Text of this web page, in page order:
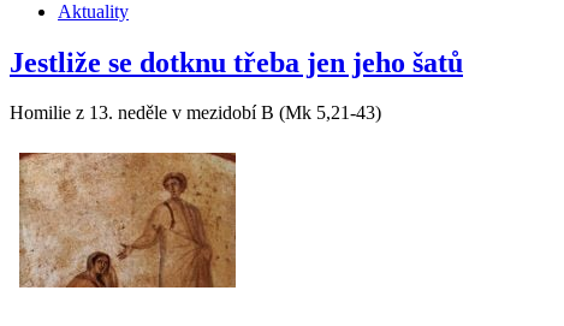
Aktuality
Jestliže se dotknu třeba jen jeho šatů
Homilie z 13. neděle v mezidobí B (Mk 5,21-43)